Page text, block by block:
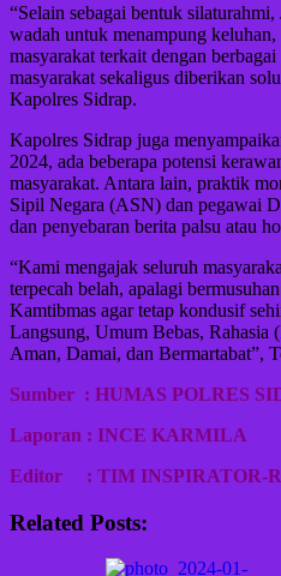
“Selain sebagai bentuk
wadah untuk menampung keluhan,
masyarakat terkait dengan
masyarakat sekaligus diberikan
Kapolres Sidrap.
Kapolres Sidrap juga
2024, ada beberapa potensi
masyarakat. Antara lain, praktik
Sipil Negara (ASN) dan pegawai
dan penyebaran berita palsu atau
“Kami mengajak seluruh
terpecah belah, apalagi
Kamtibmas agar tetap kondusif
Langsung, Umum Bebas,
Aman, Damai, dan Bermartabat”,
Sumber : HUMAS POLRES
Laporan : INCE KARMILA
Editor : TIM INSPIRATOR-
Related Posts: